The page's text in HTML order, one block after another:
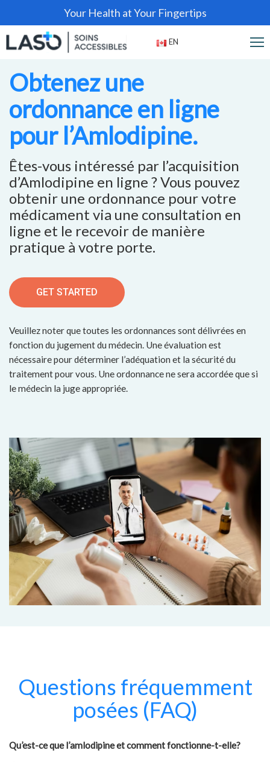
Your Health at Your Fingertips
EN
Obtenez une
ordonnance en ligne
pour l’Amlodipine.
Êtes-vous intéressé par l’acquisition
d’Amlodipine en ligne ? Vous pouvez
obtenir une ordonnance pour votre
médicament via une consultation en
ligne et le recevoir de manière
pratique à votre porte.
GET STARTED
Veuillez noter que toutes les ordonnances sont délivrées en
fonction du jugement du médecin. Une évaluation est
nécessaire pour déterminer l’adéquation et la sécurité du
traitement pour vous. Une ordonnance ne sera accordée que si
le médecin la juge appropriée.
Questions fréquemment
posées (FAQ)
Qu’est-ce que l’amlodipine et comment fonctionne-t-elle?